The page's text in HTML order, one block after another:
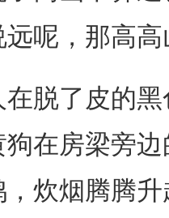
呢，那高
了皮的黑
在房梁旁
炊烟腾腾升